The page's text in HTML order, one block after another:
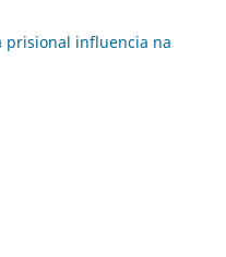
prisional influencia na